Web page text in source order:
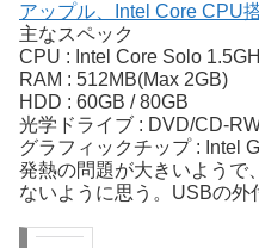
アップル、Intel Core CPU
主なスペック
CPU : Intel Core Solo
RAM : 512MB(Max 2GB)
HDD : 60GB / 80GB
光学ドライブ : DVD/CD-
グラフィックチップ : Intel
発熱の問題が大きいようで
ないように思う。USBの外